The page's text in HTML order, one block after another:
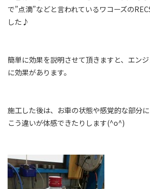
で”点滴”などと言われているワコーズの
した♪
簡単に効果を説明させて頂きますと、エン
に効果があります。
施工した後は、お車の状態や感覚的な部分
こう違いが体感できたりします(^o^)